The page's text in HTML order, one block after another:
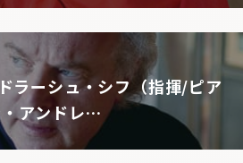
ラーシュ・シフ（指揮/ピア
アンドレ…